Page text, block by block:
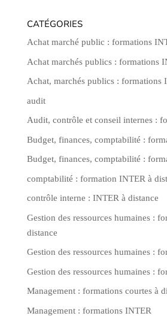
CATÉGORIES
Achat marché public : formations
Achat marchés publics : formations
Achat, marchés publics : formations
audit
Audit, contrôle et conseil internes :
Budget, finances, comptabilité :
Budget, finances, comptabilité :
comptabilité : formation INTER à
contrôle interne : INTER à distance
Gestion des ressources humaines :
distance
Gestion des ressources humaines :
Gestion des ressources humaines :
Management : formations courtes à
Management : formations INTER